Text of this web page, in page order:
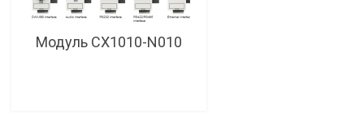
Модуль CX1010-N010